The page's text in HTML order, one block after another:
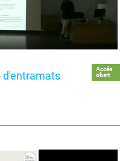
d'entramats
Accés
obert